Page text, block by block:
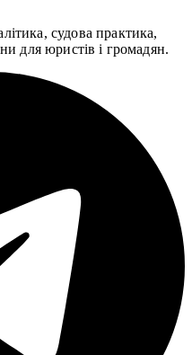
судова практика,
для юристів і громадян.